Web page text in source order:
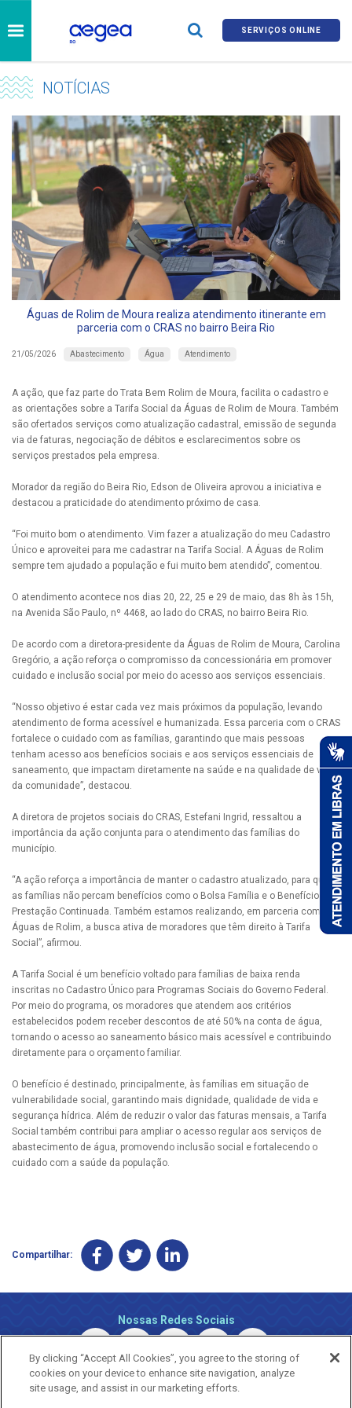
SERVIÇOS ONLINE
NOTÍCIAS
Águas de Rolim de Moura realiza atendimento itinerante em
parceria com o CRAS no bairro Beira Rio
21/05/2026 Abastecimento Água Atendimento
A ação, que faz parte do Trata Bem Rolim de Moura, facilita o cadastro e
as orientações sobre a Tarifa Social da Águas de Rolim de Moura. Também
são ofertados serviços como atualização cadastral, emissão de segunda
via de faturas, negociação de débitos e esclarecimentos sobre os
serviços prestados pela empresa.
Morador da região do Beira Rio, Edson de Oliveira aprovou a iniciativa e
destacou a praticidade do atendimento próximo de casa.
“Foi muito bom o atendimento. Vim fazer a atualização do meu Cadastro
Único e aproveitei para me cadastrar na Tarifa Social. A Águas de Rolim
sempre tem ajudado a população e fui muito bem atendido”, comentou.
O atendimento acontece nos dias 20, 22, 25 e 29 de maio, das 8h às 15h,
na Avenida São Paulo, nº 4468, ao lado do CRAS, no bairro Beira Rio.
De acordo com a diretora-presidente da Águas de Rolim de Moura, Carolina
Gregório, a ação reforça o compromisso da concessionária em promover
cuidado e inclusão social por meio do acesso aos serviços essenciais.
“Nosso objetivo é estar cada vez mais próximos da população, levando
atendimento de forma acessível e humanizada. Essa parceria com o CRAS
fortalece o cuidado com as famílias, garantindo que mais pessoas
tenham acesso aos benefícios sociais e aos serviços essenciais de
saneamento, que impactam diretamente na saúde e na qualidade de vida
da comunidade”, destacou.
A diretora de projetos sociais do CRAS, Estefani Ingrid, ressaltou a
importância da ação conjunta para o atendimento das famílias do
município.
“A ação reforça a importância de manter o cadastro atualizado, para que
as famílias não percam benefícios como o Bolsa Família e o Benefício de
Prestação Continuada. Também estamos realizando, em parceria com a
Águas de Rolim, a busca ativa de moradores que têm direito à Tarifa
Social”, afirmou.
A Tarifa Social é um benefício voltado para famílias de baixa renda
inscritas no Cadastro Único para Programas Sociais do Governo Federal.
Por meio do programa, os moradores que atendem aos critérios
estabelecidos podem receber descontos de até 50% na conta de água,
tornando o acesso ao saneamento básico mais acessível e contribuindo
diretamente para o orçamento familiar.
O benefício é destinado, principalmente, às famílias em situação de
vulnerabilidade social, garantindo mais dignidade, qualidade de vida e
segurança hídrica. Além de reduzir o valor das faturas mensais, a Tarifa
Social também contribui para ampliar o acesso regular aos serviços de
abastecimento de água, promovendo inclusão social e fortalecendo o
cuidado com a saúde da população.
Compartilhar:
Nossas Redes Sociais
By clicking “Accept All Cookies”, you agree to the storing of
cookies on your device to enhance site navigation, analyze
site usage, and assist in our marketing efforts.